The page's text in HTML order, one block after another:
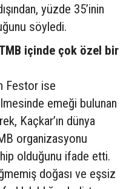
yüzde 35’inin
söyledi.
içinde çok özel bir
Festor ise
emeği bulunan
Kaçkar’ın dünya
organizasyonu
olduğunu ifade etti.
doğası ve eşsiz